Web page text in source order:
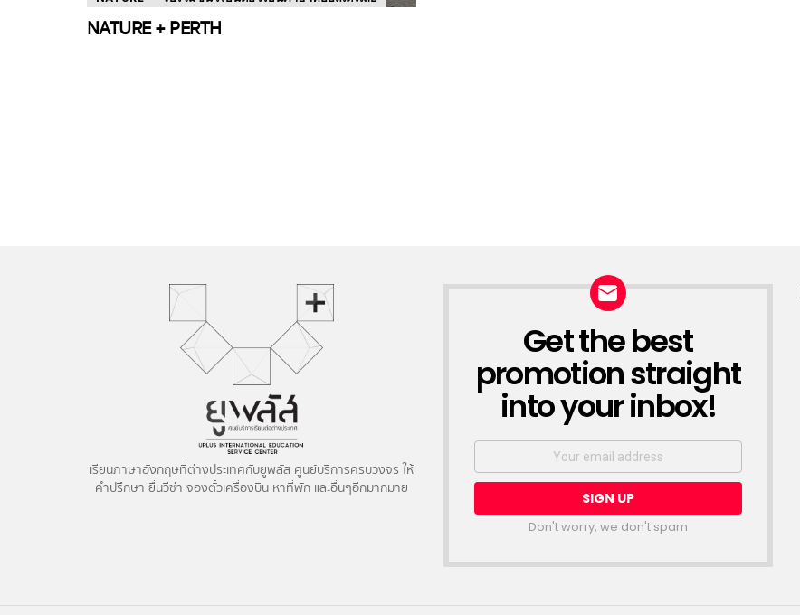
NATURE + PERTH
เรียนภาษาอังกฤษที่ต่างประเทศกับยูพลัส ศูนย์บริการครบวงจร ให้
คำปรึกษา ยื่นวีซ่า จองตั๋วเครื่องบิน หาที่พัก และอื่นๆอีกมากมาย
NEWSLETTER
Get the best
promotion straight
into your inbox!
Email
Don't worry, we don't spam